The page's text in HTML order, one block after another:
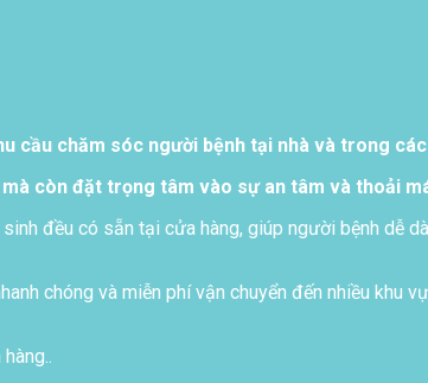
cầu chăm sóc người bệnh tại nhà và trong
còn đặt trọng tâm vào sự an tâm và thoải
đều có sẵn tại cửa hàng, giúp người bệnh dễ
chóng và miễn phí vận chuyển đến nhiều khu